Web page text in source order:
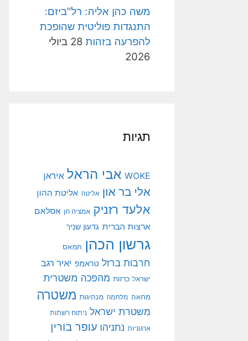
משה כהן אליה: רל"ביזם:
התנגדות פוליטית שהופכת
להפרעה בזהות
28 ביולי
2026
תגיות
WOKE אבי הראל איראן
אלי בר און אליטה אליטת ההון
אלעד רזניק אמציה חן אסלאם
ארצות הברית גדעון שניר
גרשון הכהן חמאס
חרבות ברזל טראמפ יאיר רגב
ישראל כרזות מהפכה משטרית
מחאה מלחמה מנהיגות משטרה
משטרת ישראל ניתוח רשתות
ארגוניות נתניהו עופר בורין